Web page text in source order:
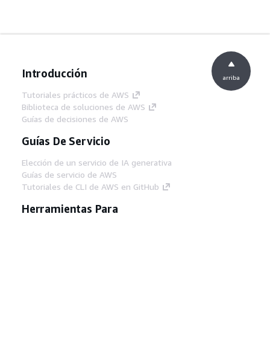
Introducción
Tutoriales prácticos de AWS
Biblioteca de soluciones de AWS
Guías de decisiones de AWS
Guías De Servicio
Elección de un servicio de IA generativa
Guías de servicio de AWS
Tutoriales de CLI de AWS en GitHub
Herramientas Para
arriba